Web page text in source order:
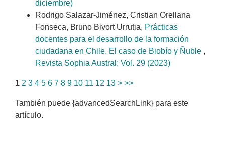
diciembre)
Rodrigo Salazar-Jiménez, Cristian Orellana
Fonseca, Bruno Bivort Urrutia, Prácticas
docentes para el desarrollo de la formación
ciudadana en Chile. El caso de Biobío y Ñuble ,
Revista Sophia Austral: Vol. 29 (2023)
1 2 3 4 5 6 7 8 9 10 11 12 13 > >>
También puede {advancedSearchLink} para este
artículo.